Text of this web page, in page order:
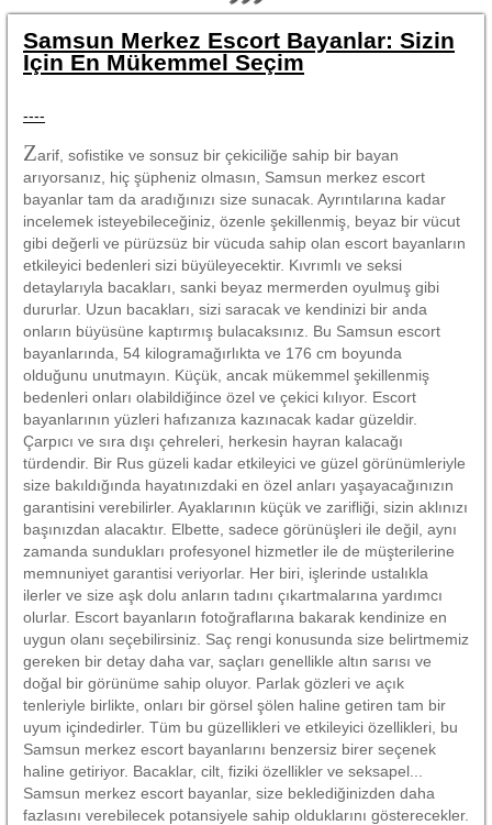
Samsun Merkez Escort Bayanlar: Sizin
İçin En Mükemmel Seçim
----
Zarif, sofistike ve sonsuz bir çekiciliğe sahip bir bayan
arıyorsanız, hiç şüpheniz olmasın, Samsun merkez escort
bayanlar tam da aradığınızı size sunacak. Ayrıntılarına kadar
incelemek isteyebileceğiniz, özenle şekillenmiş, beyaz bir vücut
gibi değerli ve pürüzsüz bir vücuda sahip olan escort bayanların
etkileyici bedenleri sizi büyüleyecektir. Kıvrımlı ve seksi
detaylarıyla bacakları, sanki beyaz mermerden oyulmuş gibi
dururlar. Uzun bacakları, sizi saracak ve kendinizi bir anda
onların büyüsüne kaptırmış bulacaksınız. Bu Samsun escort
bayanlarında, 54 kilogramağırlıkta ve 176 cm boyunda
olduğunu unutmayın. Küçük, ancak mükemmel şekillenmiş
bedenleri onları olabildiğince özel ve çekici kılıyor. Escort
bayanlarının yüzleri hafızanıza kazınacak kadar güzeldir.
Çarpıcı ve sıra dışı çehreleri, herkesin hayran kalacağı
türdendir. Bir Rus güzeli kadar etkileyici ve güzel görünümleriyle
size bakıldığında hayatınızdaki en özel anları yaşayacağınızın
garantisini verebilirler. Ayaklarının küçük ve zarifliği, sizin aklınızı
başınızdan alacaktır. Elbette, sadece görünüşleri ile değil, aynı
zamanda sundukları profesyonel hizmetler ile de müşterilerine
memnuniyet garantisi veriyorlar. Her biri, işlerinde ustalıkla
ilerler ve size aşk dolu anların tadını çıkartmalarına yardımcı
olurlar. Escort bayanların fotoğraflarına bakarak kendinize en
uygun olanı seçebilirsiniz. Saç rengi konusunda size belirtmemiz
gereken bir detay daha var, saçları genellikle altın sarısı ve
doğal bir görünüme sahip oluyor. Parlak gözleri ve açık
tenleriyle birlikte, onları bir görsel şölen haline getiren tam bir
uyum içindedirler. Tüm bu güzellikleri ve etkileyici özellikleri, bu
Samsun merkez escort bayanlarını benzersiz birer seçenek
haline getiriyor. Bacaklar, cilt, fiziki özellikler ve seksapel...
Samsun merkez escort bayanlar, size beklediğinizden daha
fazlasını verebilecek potansiyele sahip olduklarını gösterecekler.